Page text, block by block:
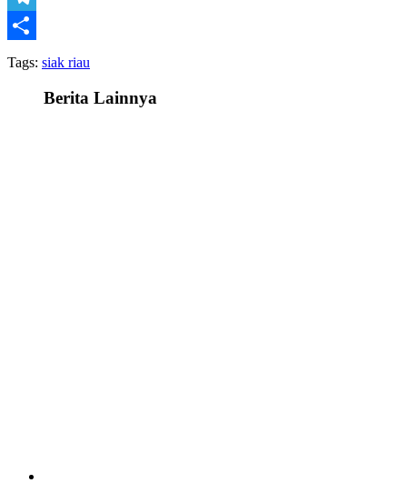
Telegram
Share
Tags: siak riau
Berita Lainnya